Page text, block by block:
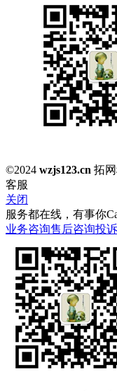
©2024 wzjs123.cn 拓
客服
关闭
服务都在线，有事你
业务咨询售后咨询投